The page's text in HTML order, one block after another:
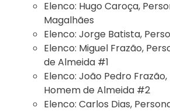
Elenco: Hugo Caroça,
Magalhães
Elenco: Jorge Batista,
Elenco: Miguel Frazão,
de Almeida #1
Elenco: João Pedro Frazão,
Homem de Almeida #2
Elenco: Carlos Dias,